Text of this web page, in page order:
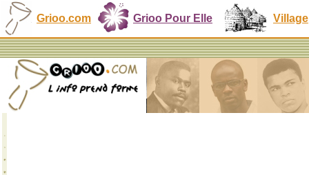
Grioo.com Grioo Pour Elle Village